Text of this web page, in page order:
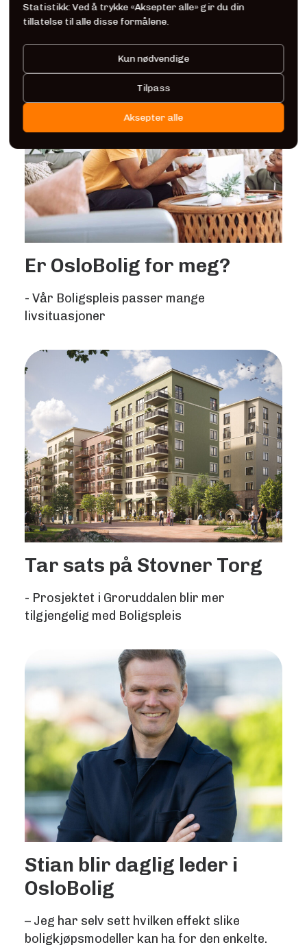
Er OsloBolig for meg?
- Vår Boligspleis passer mange
livsituasjoner
Tar sats på Stovner Torg
- Prosjektet i Groruddalen blir mer
tilgjengelig med Boligspleis
Stian blir daglig leder i
OsloBolig
– Jeg har selv sett hvilken effekt slike
boligkjøpsmodeller kan ha for den enkelte.
Statistikk: Ved å trykke «Aksepter alle» gir du din
tillatelse til alle disse formålene.
Kun nødvendige
Tilpass
Aksepter alle